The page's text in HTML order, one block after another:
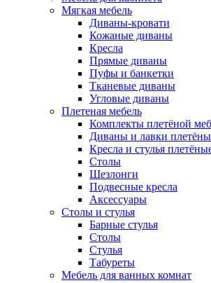
Мягкая мебель
Диваны-кровати
Кожаные диваны
Кресла
Прямые диваны
Пуфы и банкетки
Тканевые диваны
Угловые диваны
Плетеная мебель
Комплекты плетёной
Диваны и лавки
Кресла и стулья
Столы
Шезлонги
Подвесные кресла
Аксессуары
Столы и стулья
Барные стулья
Столы
Стулья
Табуреты
Мебель для ванных комнат